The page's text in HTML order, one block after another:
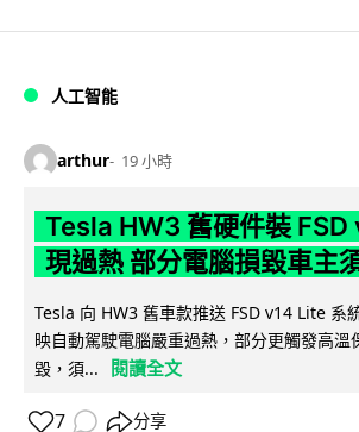
人工智能
arthur 19 小時
Tesla HW3 舊硬件裝 FSD
現過熱 部分電腦損毀車主
Tesla 向 HW3 舊車款推送 FSD v14 Lite 系
映自動駕駛電腦嚴重過熱，部分更觸發高溫
毀，須...
閱讀全文
7 分享